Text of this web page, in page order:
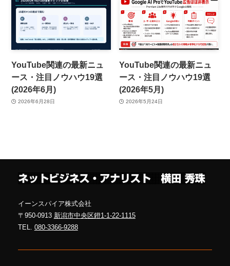
YouTube関連の最新ニュ
ース・注目ノウハウ19選
(2026年6月)
2026年6月28日
YouTube関連の最新ニュ
ース・注目ノウハウ19選
(2026年5月)
2026年5月24日
イーンスパイア株式会社
〒950-0913 新潟市中央区鐙1-1-22-1115
TEL. 080-3366-9288